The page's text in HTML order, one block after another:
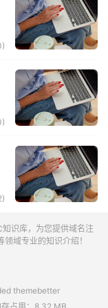
)
)
)
知识库，为您提供域名注
域专业的知识介绍！
themebetter